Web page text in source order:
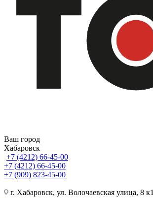
Ваш город
Хабаровск
+7 (4212) 66-45-00
+7 (4212) 66-45-00
+7 (909) 823-45-00
г. Хабаровск, ул. Волочаевская улица, 8 к1